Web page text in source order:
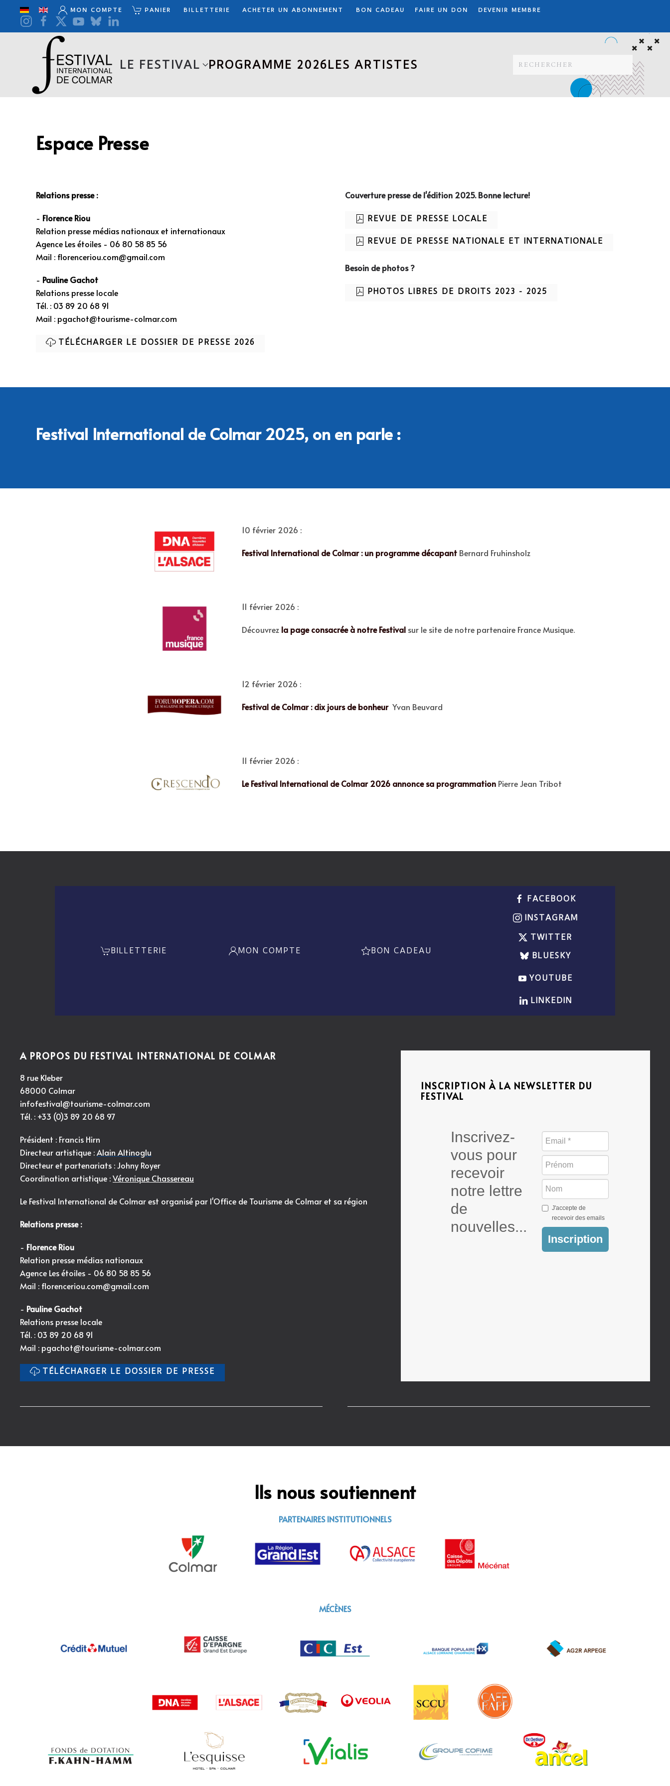
Accéder au contenu principal
MON COMPTE PANIER BILLETTERIE ACHETER UN ABONNEMENT BON CADEAU FAIRE UN DON DEVENIR MEMBRE
LE FESTIVAL PROGRAMME 2026LES ARTISTES
Espace Presse
Relations presse :
- Florence Riou
Relation presse médias nationaux et internationaux
Agence Les étoiles - 06 80 58 85 56
Mail : florenceriou.com@gmail.com
- Pauline Gachot
Relations presse locale
Tél. : 03 89 20 68 91
Mail : pgachot@tourisme-colmar.com
TÉLÉCHARGER LE DOSSIER DE PRESSE 2026
Couverture presse de l'édition 2025. Bonne lecture!
REVUE DE PRESSE LOCALE
REVUE DE PRESSE NATIONALE ET INTERNATIONALE
Besoin de photos ?
PHOTOS LIBRES DE DROITS 2023 - 2025
Festival International de Colmar 2025, on en parle :
10 février 2026 :
Festival International de Colmar : un programme décapant Bernard Fruhinsholz
11 février 2026 :
Découvrez la page consacrée à notre Festival sur le site de notre partenaire France Musique.
12 février 2026 :
Festival de Colmar : dix jours de bonheur Yvan Beuvard
11 février 2026 :
Le Festival International de Colmar 2026 annonce sa programmation Pierre Jean Tribot
BILLETTERIE MON COMPTE BON CADEAU
FACEBOOK
INSTAGRAM
TWITTER
BLUESKY
YOUTUBE
LINKEDIN
A PROPOS DU FESTIVAL INTERNATIONAL DE COLMAR
8 rue Kleber
68000 Colmar
infofestival@tourisme-colmar.com
Tél. : +33 (0)3 89 20 68 97
Président : Francis Hirn
Directeur artistique :Alain Altinoglu
Directeur et partenariats : Johny Royer
Coordination artistique :Véronique Chassereau
Le Festival International de Colmar est organisé par l'Office de Tourisme de Colmar et sa région
Relations presse :
- Florence Riou
Relation presse médias nationaux
Agence Les étoiles - 06 80 58 85 56
Mail : florenceriou.com@gmail.com
- Pauline Gachot
Relations presse locale
Tél. : 03 89 20 68 91
Mail : pgachot@tourisme-colmar.com
TÉLÉCHARGER LE DOSSIER DE PRESSE
INSCRIPTION À LA NEWSLETTER DU
FESTIVAL
J'accepte de
recevoir des emails
Inscription
Inscrivez-
vous pour
recevoir
notre lettre
de
nouvelles...
Ils nous soutiennent
PARTENAIRES INSTITUTIONNELS
MÉCÈNES